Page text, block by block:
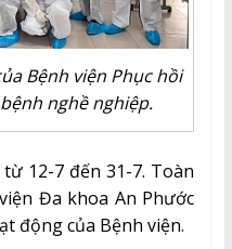
Bệnh viện Phục hồi
nghề nghiệp.
12-7 đến 31-7. Toàn
Đa khoa An Phước
động của Bệnh viện.